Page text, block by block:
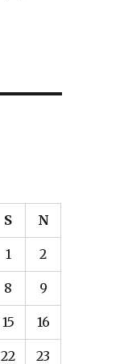
S N
1 2
8 9
15 16
22 23